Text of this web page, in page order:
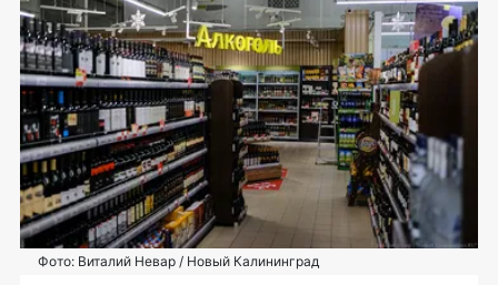
Фото: Виталий Невар / Новый Калининград